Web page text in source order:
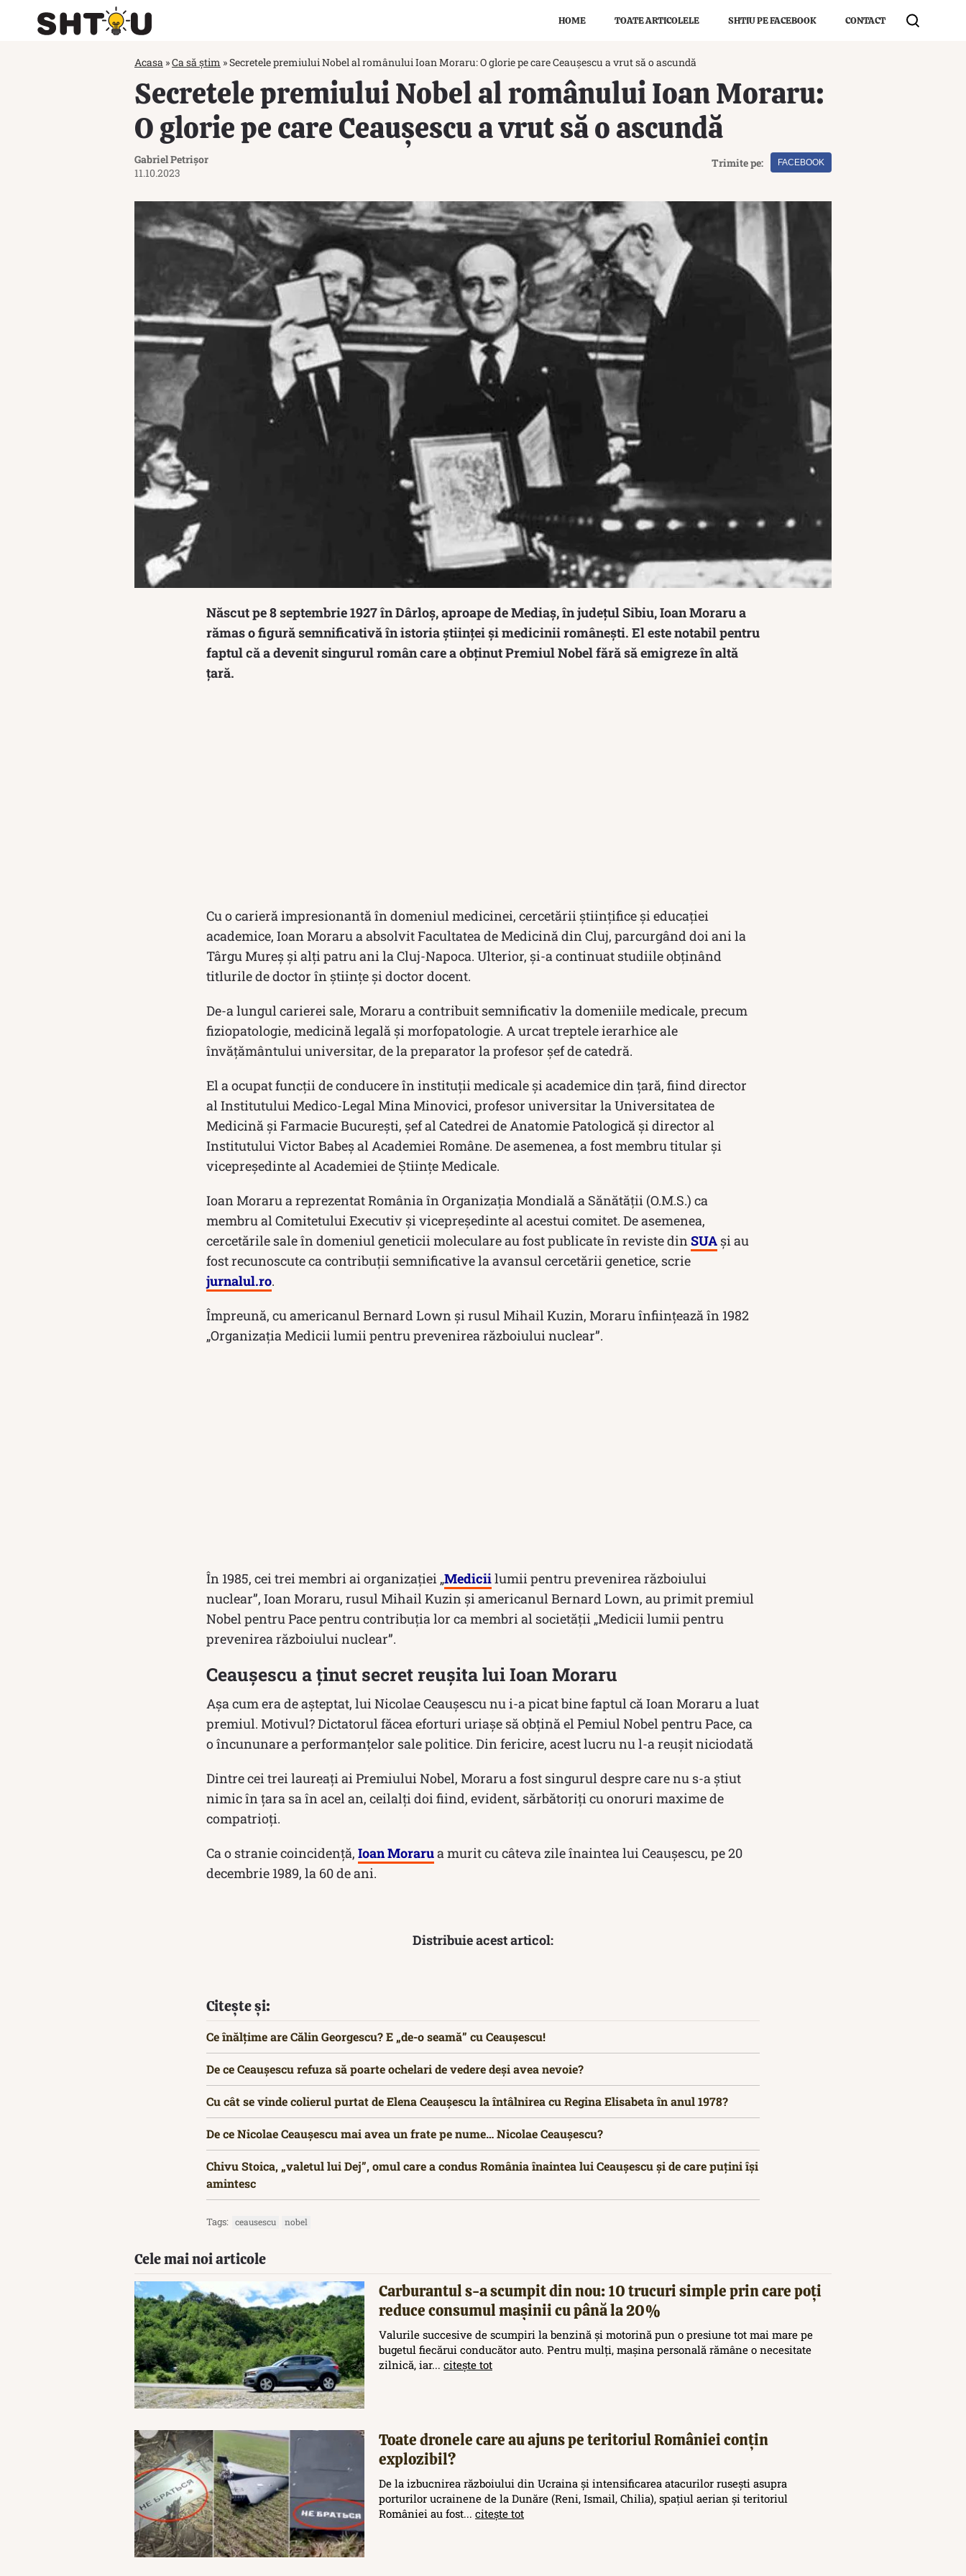
HOME TOATE ARTICOLELE SHTIU PE FACEBOOK CONTACT
Acasa »Ca să știm »Secretele premiului Nobel al românului Ioan Moraru: O glorie pe care Ceaușescu a vrut să o ascundă
Secretele premiului Nobel al românului Ioan Moraru:
O glorie pe care Ceaușescu a vrut să o ascundă
Gabriel Petrișor
11.10.2023
Trimite pe: FACEBOOK
Născut pe 8 septembrie 1927 în Dârloș, aproape de Mediaș, în județul Sibiu, Ioan Moraru a
rămas o figură semnificativă în istoria științei și medicinii românești. El este notabil pentru
faptul că a devenit singurul român care a obținut Premiul Nobel fără să emigreze în altă
țară.
Cu o carieră impresionantă în domeniul medicinei, cercetării științifice și educației
academice, Ioan Moraru a absolvit Facultatea de Medicină din Cluj, parcurgând doi ani la
Târgu Mureș și alți patru ani la Cluj-Napoca. Ulterior, și-a continuat studiile obținând
titlurile de doctor în științe și doctor docent.
De-a lungul carierei sale, Moraru a contribuit semnificativ la domeniile medicale, precum
fiziopatologie, medicină legală și morfopatologie. A urcat treptele ierarhice ale
învățământului universitar, de la preparator la profesor șef de catedră.
El a ocupat funcții de conducere în instituții medicale și academice din țară, fiind director
al Institutului Medico-Legal Mina Minovici, profesor universitar la Universitatea de
Medicină și Farmacie București, șef al Catedrei de Anatomie Patologică și director al
Institutului Victor Babeș al Academiei Române. De asemenea, a fost membru titular și
vicepreședinte al Academiei de Științe Medicale.
Ioan Moraru a reprezentat România în Organizația Mondială a Sănătății (O.M.S.) ca
membru al Comitetului Executiv și vicepreședinte al acestui comitet. De asemenea,
cercetările sale în domeniul geneticii moleculare au fost publicate în reviste dinSUA și au
fost recunoscute ca contribuții semnificative la avansul cercetării genetice, scrie
jurnalul.ro.
Împreună, cu americanul Bernard Lown și rusul Mihail Kuzin, Moraru înființează în 1982
„Organizația Medicii lumii pentru prevenirea războiului nuclear”.
În 1985, cei trei membri ai organizaţiei „Mediciilumii pentru prevenirea războiului
nuclear”, Ioan Moraru, rusul Mihail Kuzin şi americanul Bernard Lown, au primit premiul
Nobel pentru Pace pentru contribuția lor ca membri al societății „Medicii lumii pentru
prevenirea războiului nuclear”.
Ceaușescu a ținut secret reușita lui Ioan Moraru
Așa cum era de așteptat, lui Nicolae Ceaușescu nu i-a picat bine faptul că Ioan Moraru a luat
premiul. Motivul? Dictatorul făcea eforturi uriaşe să obţină el Pemiul Nobel pentru Pace, ca
o încununare a performanţelor sale politice. Din fericire, acest lucru nu l-a reușit niciodată
Dintre cei trei laureaţi ai Premiului Nobel, Moraru a fost singurul despre care nu s-a ştiut
nimic în ţara sa în acel an, ceilalţi doi fiind, evident, sărbătoriţi cu onoruri maxime de
compatrioţi.
Ca o stranie coincidență, Ioan Morarua murit cu câteva zile înaintea lui Ceaușescu, pe 20
decembrie 1989, la 60 de ani.
Distribuie acest articol:
Citește și:
Ce înălțime are Călin Georgescu? E „de-o seamă” cu Ceaușescu!
De ce Ceaușescu refuza să poarte ochelari de vedere deși avea nevoie?
Cu cât se vinde colierul purtat de Elena Ceaușescu la întâlnirea cu Regina Elisabeta în anul 1978?
De ce Nicolae Ceaușescu mai avea un frate pe nume… Nicolae Ceaușescu?
Chivu Stoica, „valetul lui Dej”, omul care a condus România înaintea lui Ceaușescu și de care puțini își
amintesc
Tags: ceausescu nobel
Cele mai noi articole
Carburantul s-a scumpit din nou: 10 trucuri simple prin care poți
reduce consumul mașinii cu până la 20%
Valurile succesive de scumpiri la benzină și motorină pun o presiune tot mai mare pe
bugetul fiecărui conducător auto. Pentru mulți, mașina personală rămâne o necesitate
zilnică, iar... citește tot
Toate dronele care au ajuns pe teritoriul României conțin
explozibil?
De la izbucnirea războiului din Ucraina și intensificarea atacurilor rusești asupra
porturilor ucrainene de la Dunăre (Reni, Ismail, Chilia), spațiul aerian și teritoriul
României au fost... citește tot